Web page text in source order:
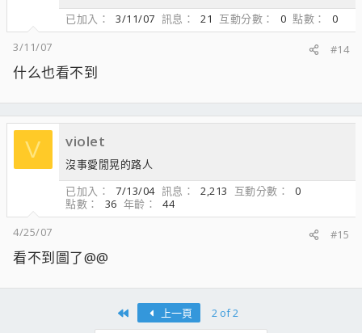
已加入
3/11/07 訊息 21 互動分數 0 點數
0
3/11/07
#14
什么也看不到
V violet
沒事愛閒晃的路人
已加入
7/13/04 訊息 2,213 互動分數
0
點數
36 年齡
44
4/25/07
#15
看不到圖了@@
上一頁
2 of 2